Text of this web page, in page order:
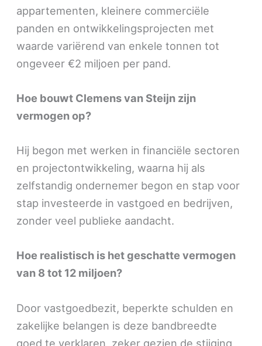
appartementen, kleinere commerciële
panden en ontwikkelingsprojecten met
waarde variërend van enkele tonnen tot
ongeveer €2 miljoen per pand.
Hoe bouwt Clemens van Steijn zijn
vermogen op?
Hij begon met werken in financiële sectoren
en projectontwikkeling, waarna hij als
zelfstandig ondernemer begon en stap voor
stap investeerde in vastgoed en bedrijven,
zonder veel publieke aandacht.
Hoe realistisch is het geschatte vermogen
van 8 tot 12 miljoen?
Door vastgoedbezit, beperkte schulden en
zakelijke belangen is deze bandbreedte
goed te verklaren, zeker gezien de stijging